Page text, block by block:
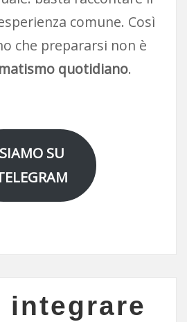
comune. Così
che prepararsi non è
quotidiano.
SIAMO SU
integrare